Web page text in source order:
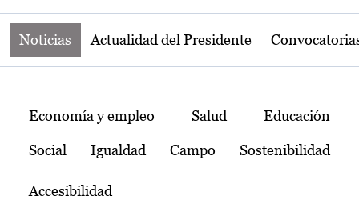
Noticias Actualidad del Presidente
Temas
Economía y empleo Salud Educación
Social Igualdad Campo Sostenibilidad
Accesibilidad